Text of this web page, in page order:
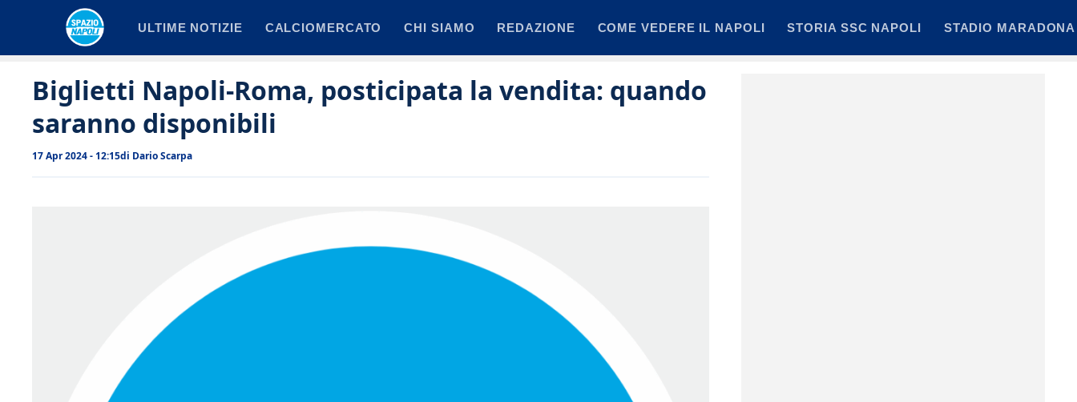
ULTIME NOTIZIE CALCIOMERCATO CHI SIAMO REDAZIONE COME VEDERE IL NAPOLI STORIA SSC NAPOLI STADIO MARADONA
Biglietti Napoli-Roma, posticipata la vendita: quando
saranno disponibili
17 Apr 2024 - 12:15di Dario Scarpa